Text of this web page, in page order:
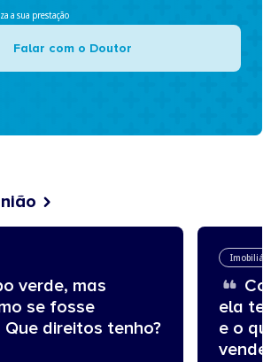
a sua prestação
Falar com o Doutor
verde, mas
se fosse
direitos tenho?
ela
e o